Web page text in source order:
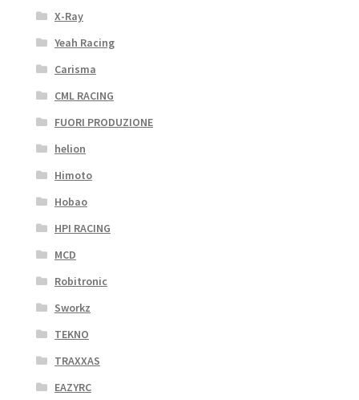
X-Ray
Yeah Racing
Carisma
CML RACING
FUORI PRODUZIONE
helion
Himoto
Hobao
HPI RACING
MCD
Robitronic
Sworkz
TEKNO
TRAXXAS
EAZYRC